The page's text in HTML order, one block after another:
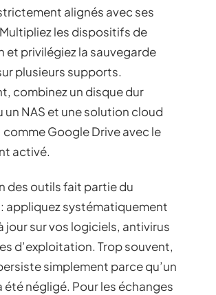
alignés avec ses
les dispositifs de
et privilégiez la sauvegarde
plusieurs supports.
combinez un disque dur
un NAS et une solution cloud
Google Drive avec le
activé.
des outils fait partie du
appliquez systématiquement
jour sur vos logiciels, antivirus
d’exploitation. Trop souvent,
simplement parce qu’un
négligé. Pour les échanges